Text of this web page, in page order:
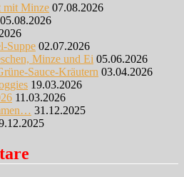
mit Minze 07.08.2026
05.08.2026
Suppe 02.07.2026
Minze und Ei 05.06.2026
Sauce-Kräutern 03.04.2026
19.03.2026
11.03.2026
31.12.2025